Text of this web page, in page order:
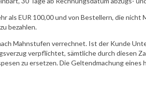
als EUR 100,00 und von Bestellern, die
bezahlen.
Mahnstufen verrechnet. Ist der Kunde
verpflichtet, sämtliche durch diesen
zu ersetzen. Die Geltendmachung eines